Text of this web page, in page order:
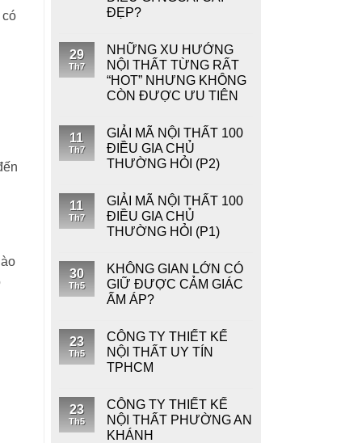
có
ĐẸP?
29
Th7
NHỮNG XU HƯỚNG
NỘI THẤT TỪNG RẤT
“HOT” NHƯNG KHÔNG
CÒN ĐƯỢC ƯU TIÊN
11
Th7
GIẢI MÃ NỘI THẤT 100
ĐIỀU GIA CHỦ
THƯỜNG HỎI (P2)
11
Th7
GIẢI MÃ NỘI THẤT 100
ĐIỀU GIA CHỦ
THƯỜNG HỎI (P1)
30
Th5
KHÔNG GIAN LỚN CÓ
GIỮ ĐƯỢC CẢM GIÁC
ẤM ÁP?
23
Th5
CÔNG TY THIẾT KẾ
NỘI THẤT UY TÍN
TPHCM
23
Th5
CÔNG TY THIẾT KẾ
NỘI THẤT PHƯỜNG AN
KHÁNH